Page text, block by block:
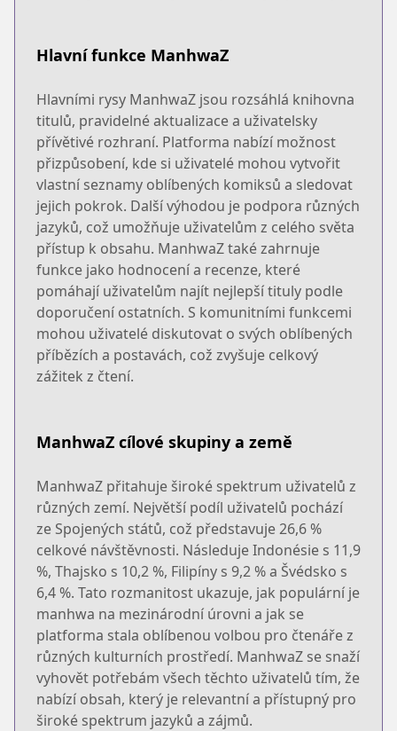
Hlavní funkce ManhwaZ
Hlavními rysy ManhwaZ jsou rozsáhlá knihovna
titulů, pravidelné aktualizace a uživatelsky
přívětivé rozhraní. Platforma nabízí možnost
přizpůsobení, kde si uživatelé mohou vytvořit
vlastní seznamy oblíbených komiksů a sledovat
jejich pokrok. Další výhodou je podpora různých
jazyků, což umožňuje uživatelům z celého světa
přístup k obsahu. ManhwaZ také zahrnuje
funkce jako hodnocení a recenze, které
pomáhají uživatelům najít nejlepší tituly podle
doporučení ostatních. S komunitními funkcemi
mohou uživatelé diskutovat o svých oblíbených
příbězích a postavách, což zvyšuje celkový
zážitek z čtení.
ManhwaZ cílové skupiny a země
ManhwaZ přitahuje široké spektrum uživatelů z
různých zemí. Největší podíl uživatelů pochází
ze Spojených států, což představuje 26,6 %
celkové návštěvnosti. Následuje Indonésie s 11,9
%, Thajsko s 10,2 %, Filipíny s 9,2 % a Švédsko s
6,4 %. Tato rozmanitost ukazuje, jak populární je
manhwa na mezinárodní úrovni a jak se
platforma stala oblíbenou volbou pro čtenáře z
různých kulturních prostředí. ManhwaZ se snaží
vyhovět potřebám všech těchto uživatelů tím, že
nabízí obsah, který je relevantní a přístupný pro
široké spektrum jazyků a zájmů.